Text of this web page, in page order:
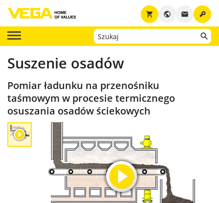
key
email
public
shopping_cart
Suszenie osadów
Pomiar ładunku na przenośniku
taśmowym w procesie termicznego
osuszania osadów ściekowych